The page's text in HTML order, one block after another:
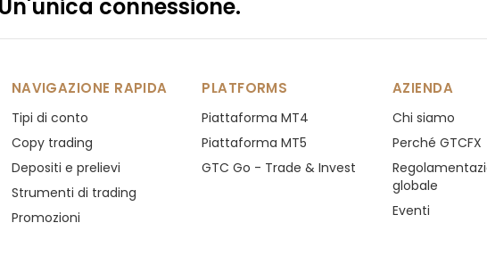
connessione.
NAVIGAZIONE RAPIDA
Tipi di conto
Copy trading
Depositi e prelievi
Strumenti di trading
Promozioni
PLATFORMS
Piattaforma MT4
Piattaforma MT5
GTC Go - Trade & Invest
AZIENDA
Chi siamo
Perché GTCFX
globale
Eventi